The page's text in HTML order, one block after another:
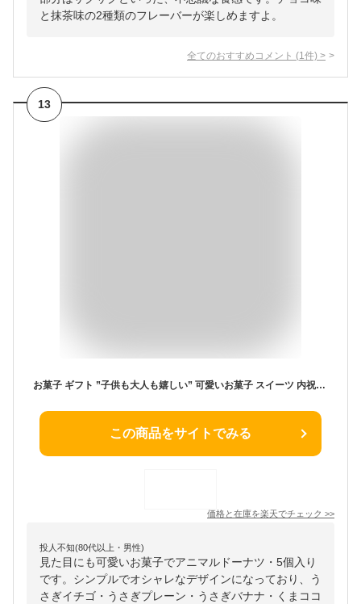
と抹茶味の2種類のフレーバーが楽しめますよ。
全てのおすすめコメント (1 件) >
13
お菓子 ギフト ”子供も大人も嬉しい” 可愛いお菓子 スイーツ 内祝い プチギフトお返し 出産内祝い アニマルドーナツ 5個（ANA-01A） / おしゃれ 焼き菓子 焼きドーナツ 個包装 日持ち 洋菓子 詰め合わせ 出産祝い ママ 結婚内祝い gws 入学内祝い 母の日ギフト2026
この商品をサイトでみる
価格と在庫を楽天でチェック >>
投人不知(80代以上・男性)
見た目にも可愛いお菓子でアニマルドーナツ・5個入り
です。シンプルでオシャレなデザインになっており、う
さぎイチゴ・うさぎプレーン・うさぎバナナ・くまココ